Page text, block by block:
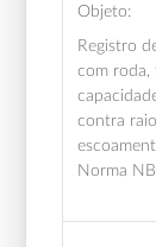
Objeto:
Registro
com roda,
contra
Norma